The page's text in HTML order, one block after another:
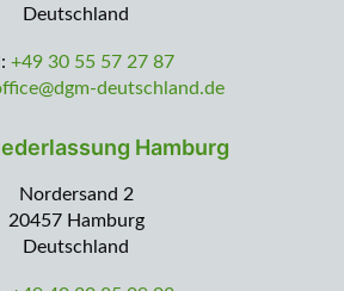
Deutschland
+49 30 55 57 27 87
deutschland.de
Hamburg
Nordersand 2
20457 Hamburg
Deutschland